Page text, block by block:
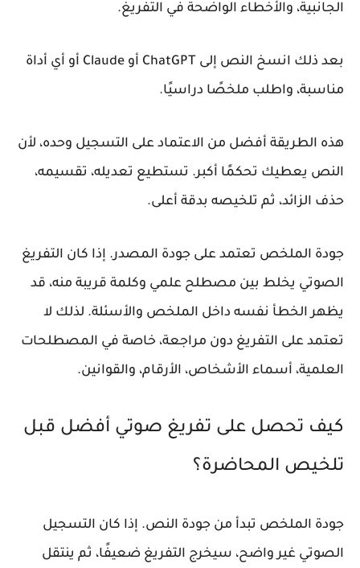
الجانبية، والأخطاء الواضحة في التفريغ.
بعد ذلك انسخ النص إلى ChatGPT أو Claude أو أي أداة
مناسبة، واطلب ملخصًا دراسيًا.
هذه الطريقة أفضل من الاعتماد على التسجيل وحده، لأن
النص يعطيك تحكمًا أكبر. تستطيع تعديله، تقسيمه،
حذف الزائد، ثم تلخيصه بدقة أعلى.
جودة الملخص تعتمد على جودة المصدر. إذا كان التفريغ
الصوتي يخلط بين مصطلح علمي وكلمة قريبة منه، قد
يظهر الخطأ نفسه داخل الملخص والأسئلة. لذلك لا
تعتمد على التفريغ دون مراجعة، خاصة في المصطلحات
العلمية، أسماء الأشخاص، الأرقام، والقوانين.
كيف تحصل على تفريغ صوتي أفضل قبل
تلخيص المحاضرة؟
جودة الملخص تبدأ من جودة النص. إذا كان التسجيل
الصوتي غير واضح، سيخرج التفريغ ضعيفًا، ثم ينتقل